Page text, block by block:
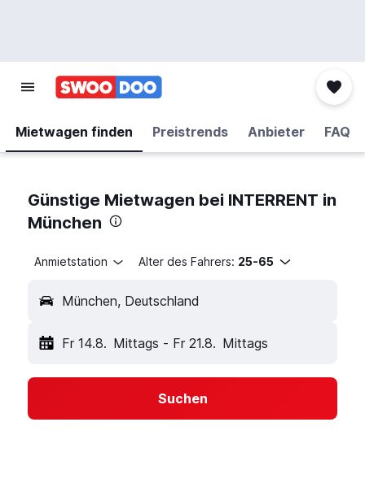
Mietwagen finden Preistrends Anbieter FAQ
Günstige Mietwagen bei INTERRENT in
München
Anmietstation Alter des Fahrers: 25-65
München, Deutschland
Fr 14.8. Mittags - Fr 21.8. Mittags
Suchen